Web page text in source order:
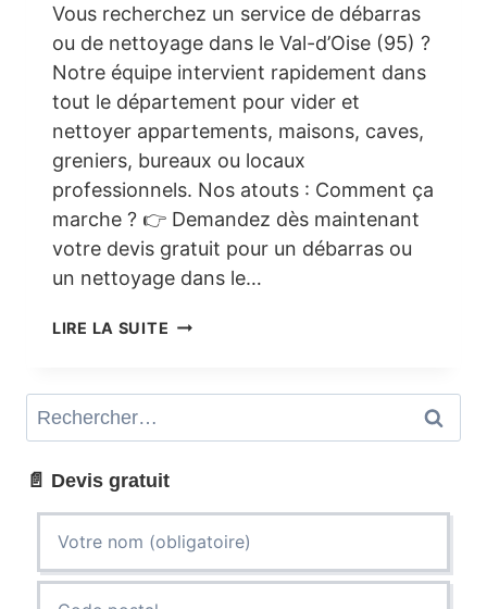
Vous recherchez un service de débarras
ou de nettoyage dans le Val-d’Oise (95) ?
Notre équipe intervient rapidement dans
tout le département pour vider et
nettoyer appartements, maisons, caves,
greniers, bureaux ou locaux
professionnels. Nos atouts : Comment ça
marche ? 👉 Demandez dès maintenant
votre devis gratuit pour un débarras ou
un nettoyage dans le…
LIRE LA SUITE DEMANDE
–
&
VAL-
Rechercher :
📄 Devis gratuit